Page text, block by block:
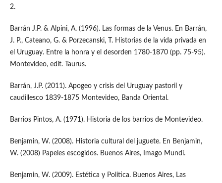
2.
Barrán J.P. & Alpini, A. (1996). Las formas de la Venus. En Barrán,
J. P., Cateano, G. & Porzecanski, T. Historias de la vida privada en
el Uruguay. Entre la honra y el desorden 1780-1870 (pp. 75-95).
Montevideo, edit. Taurus.
Barrán, J.P. (2011). Apogeo y crisis del Uruguay pastoril y
caudillesco 1839-1875 Montevideo, Banda Oriental.
Barrios Pintos, A. (1971). Historia de los barrios de Montevideo.
Benjamin, W. (2008). Historia cultural del juguete. En Benjamin,
W. (2008) Papeles escogidos. Buenos Aires, Imago Mundi.
Benjamin, W. (2009). Estética y Política. Buenos Aires, Las